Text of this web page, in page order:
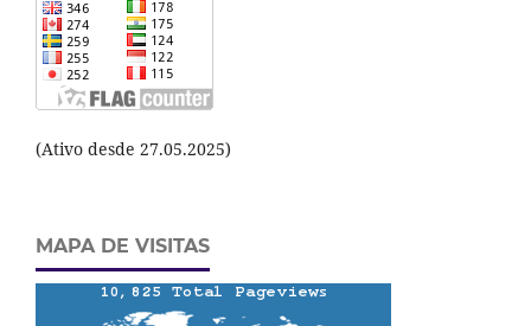
(Ativo desde 27.05.2025)
MAPA DE VISITAS